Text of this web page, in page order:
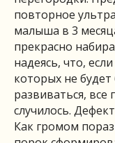
повторное
малыша в 3
прекрасно
надеясь, что,
которых не
развиваться, все
случилось.
Как громом